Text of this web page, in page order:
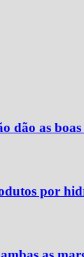
dão as
por